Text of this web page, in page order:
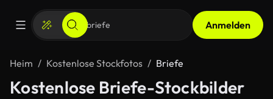
Anmelden
Heim Kostenlose Stockfotos Briefe
Kostenlose Briefe-Stockbilder